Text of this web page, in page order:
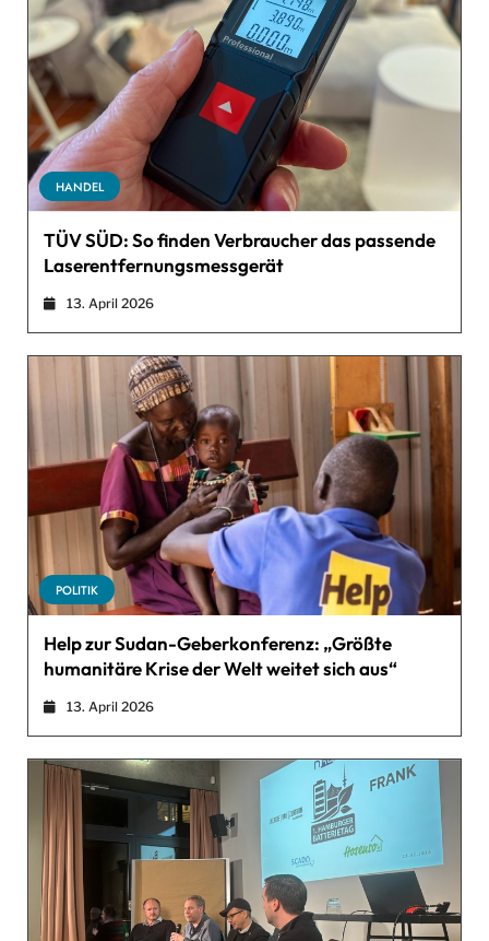
HANDEL
TÜV SÜD: So finden Verbraucher das passende
Laserentfernungsmessgerät
13. April 2026
POLITIK
Help zur Sudan-Geberkonferenz: „Größte
humanitäre Krise der Welt weitet sich aus“
13. April 2026